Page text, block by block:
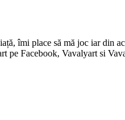
îmi place să mă joc iar din
pe Facebook, Vavalyart si